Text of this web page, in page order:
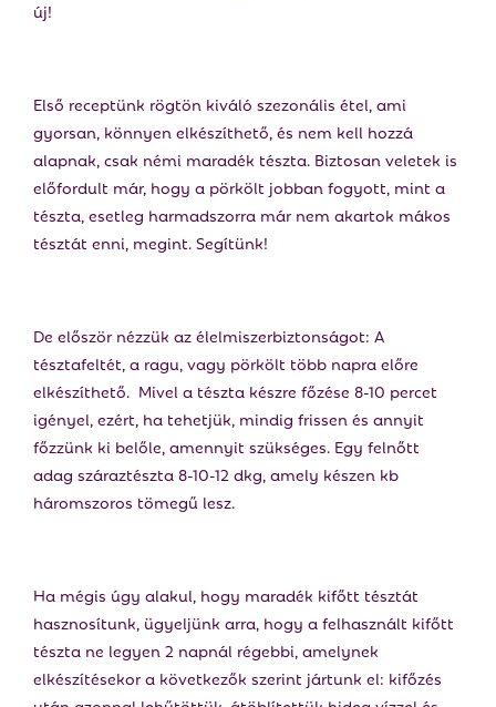
új!
Első receptünk rögtön kiváló szezonális étel, ami
gyorsan, könnyen elkészíthető, és nem kell hozzá
alapnak, csak némi maradék tészta. Biztosan veletek is
előfordult már, hogy a pörkölt jobban fogyott, mint a
tészta, esetleg harmadszorra már nem akartok mákos
tésztát enni, megint. Segítünk!
De először nézzük az élelmiszerbiztonságot: A
tésztafeltét, a ragu, vagy pörkölt több napra előre
elkészíthető. Mivel a tészta készre főzése 8-10 percet
igényel, ezért, ha tehetjük, mindig frissen és annyit
főzzünk ki belőle, amennyit szükséges. Egy felnőtt
adag száraztészta 8-10-12 dkg, amely készen kb
háromszoros tömegű lesz.
Ha mégis úgy alakul, hogy maradék kifőtt tésztát
hasznosítunk, ügyeljünk arra, hogy a felhasznált kifőtt
tészta ne legyen 2 napnál régebbi, amelynek
elkészítésekor a következők szerint jártunk el: kifőzés